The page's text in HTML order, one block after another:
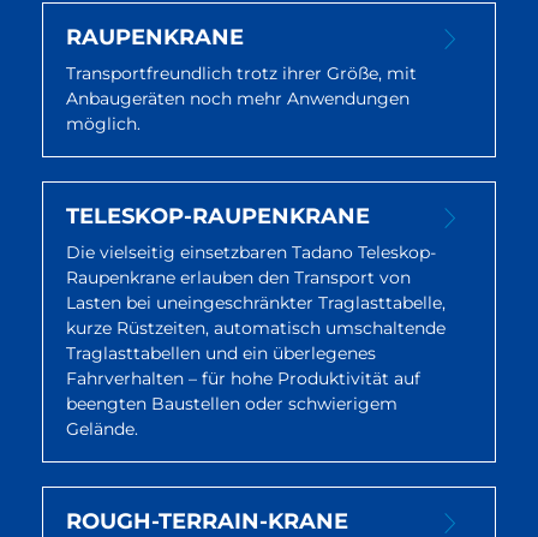
RAUPENKRANE
Transportfreundlich trotz ihrer Größe, mit
Anbaugeräten noch mehr Anwendungen
möglich.
TELESKOP-RAUPENKRANE
Die vielseitig einsetzbaren Tadano Teleskop-
Raupenkrane erlauben den Transport von
Lasten bei uneingeschränkter Traglasttabelle,
kurze Rüstzeiten, automatisch umschaltende
Traglasttabellen und ein überlegenes
Fahrverhalten – für hohe Produktivität auf
beengten Baustellen oder schwierigem
Gelände.
ROUGH-TERRAIN-KRANE